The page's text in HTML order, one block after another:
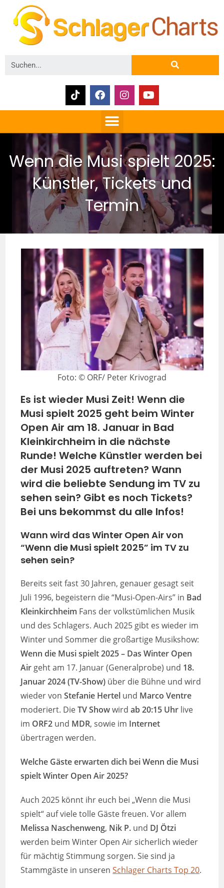
Wenn die Musi spielt 2025:
Künstler, Tickets und
Termin
Foto: © ORF/ Peter Krivograd
Es ist wieder Musi Zeit! Wenn die
Musi spielt 2025 geht beim Winter
Open Air am 18. Januar in Bad
Kleinkirchheim in die nächste
Runde! Welche Künstler werden bei
der Musi 2025 auftreten? Wann
wird die beliebte Sendung im TV zu
sehen sein? Gibt es noch Tickets?
Bei uns bekommst du alle Infos!
Wann wird das Winter Open Air von
“Wenn die Musi spielt 2025” im TV zu
sehen sein?
Bereits seit fast 30 Jahren, genauer gesagt seit
Juli 1996, begeistern die “Musi-Open-Airs” in Bad
Kleinkirchheim Fans der volkstümlichen Musik
und des Schlagers. Auch 2025 gibt es wieder im
Winter und Sommer die großartige Musikshow:
Wenn die Musi spielt 2025 – Das Winter Open
Air geht am 17. Januar (Generalprobe) und 18.
Januar 2024(TV-Show) über die Bühne und wird
wieder vonStefanie Hertel und Marco Ventre
moderiert. DieTV Showwird ab 20:15 Uhr live
im ORF2 und MDR, sowie im Internet
übertragen werden.
Welche Gäste erwarten dich bei Wenn die Musi
spielt Winter Open Air 2025?
Auch 2025 könnt ihr euch bei „Wenn die Musi
spielt“ auf viele tolle Gäste freuen. Vor allem
Melissa Naschenweng, Nik P. und DJ Ötzi
werden beim Winter Open Air sicherlich wieder
für mächtig Stimmung sorgen. Sie sind ja
Stammgäste in unserenSchlager Charts Top 20.